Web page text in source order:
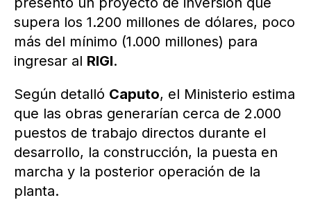
supera los 1.200 millones de dólares, poco
más del mínimo (1.000 millones) para
ingresar al RIGI.
Según detalló Caputo, el Ministerio estima
que las obras generarían cerca de 2.000
puestos de trabajo directos durante el
desarrollo, la construcción, la puesta en
marcha y la posterior operación de la
planta.